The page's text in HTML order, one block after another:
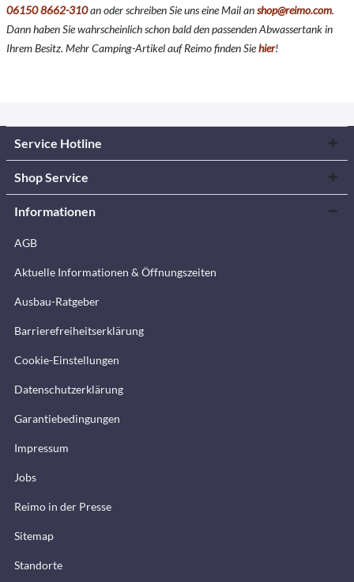
06150 8662-310an oder schreiben Sie uns eine Mail anshop@reimo.com.
Dann haben Sie wahrscheinlich schon bald den passenden Abwassertank in
Ihrem Besitz. Mehr Camping-Artikel auf Reimo finden Siehier!
Service Hotline
Shop Service
Informationen
AGB
Aktuelle Informationen & Öffnungszeiten
Ausbau-Ratgeber
Barrierefreiheitserklärung
Cookie-Einstellungen
Datenschutzerklärung
Garantiebedingungen
Impressum
Jobs
Reimo in der Presse
Sitemap
Standorte